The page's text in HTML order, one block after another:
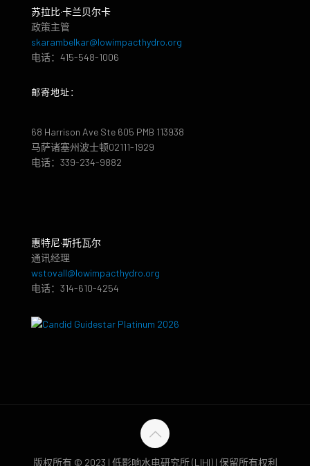
苏拉比·卡兰贝尔卡
政策主管
skarambelkar@lowimpacthydro.org
电话：415-548-1006
邮寄地址：
68 Harrison Ave Ste 605 PMB 113938
马萨诸塞州波士顿02111-1929
电话：339-234-9882
惠特尼·斯托瓦尔
通讯经理
wstovall@lowimpacthydro.org
电话：314-610-4254
版权所有 © 2023 | 低影响水电研究所 (LIHI) | 保留所有权利